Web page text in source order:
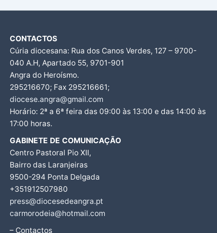
CONTACTOS
Cúria diocesana: Rua dos Canos Verdes, 127 – 9700-
040 A.H, Apartado 55, 9701-901
Angra do Heroísmo.
295216670; Fax 295216661;
diocese.angra@gmail.com
Horário: 2ª a 6ª feira das 09:00 às 13:00 e das 14:00 às
17:00 horas.
GABINETE DE COMUNICAÇÃO
Centro Pastoral Pio XII,
Bairro das Laranjeiras
9500-294 Ponta Delgada
+351912507980
press@diocesedeangra.pt
carmorodeia@hotmail.com
– Contactos